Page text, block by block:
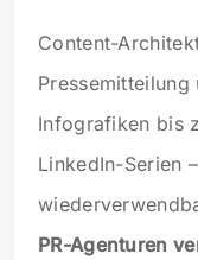
Content-
Pressemitteilung
Infografiken bis
LinkedIn-Serien
PR-Agenturen